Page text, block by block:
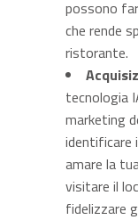
possono
che rende
ristorante.
tecnologia
marketing
identificare
amare la
visitare il
fidelizzare